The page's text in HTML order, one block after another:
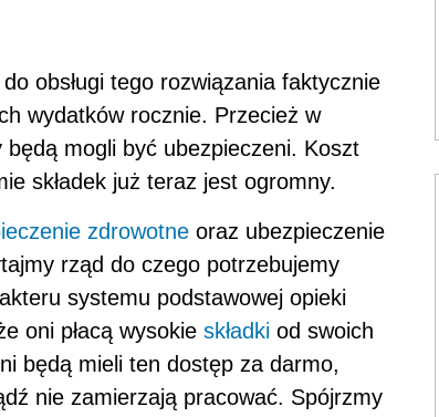
obsługi tego rozwiązania faktycznie
wydatków rocznie. Przecież w
mogli być ubezpieczeni. Koszt
składek już teraz jest ogromny.
zdrowotne oraz ubezpieczenie
rząd do czego potrzebujemy
systemu podstawowej opieki
oni płacą wysokie składki od swoich
będą mieli ten dostęp za darmo,
nie zamierzają pracować. Spójrzmy